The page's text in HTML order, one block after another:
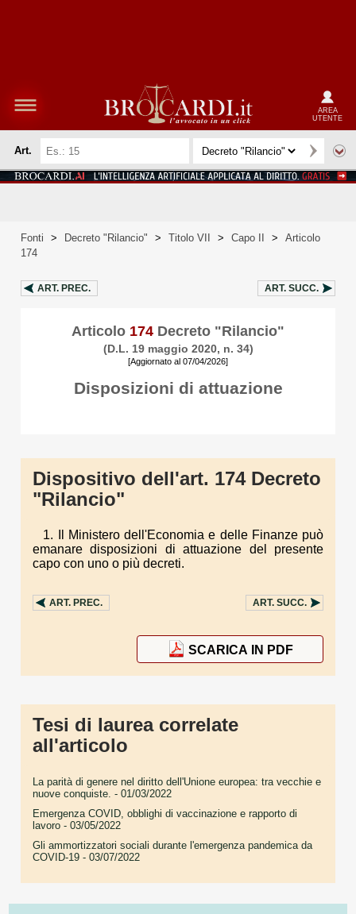
AREA
UTENTE
Art.
Fonti > Decreto "Rilancio" > Titolo VII > Capo II >
Articolo
174
ART. PREC. ART. SUCC.
Articolo 174 Decreto "Rilancio"
(D.L. 19 maggio 2020, n. 34)
[Aggiornato al 07/04/2026]
Disposizioni di attuazione
Dispositivo dell'art. 174 Decreto
"Rilancio"
1. Il Ministero dell'Economia e delle Finanze può
emanare disposizioni di attuazione del presente
capo con uno o più decreti.
ART. PREC. ART. SUCC.
SCARICA IN PDF
Tesi di laurea correlate
all'articolo
La parità di genere nel diritto dell'Unione europea: tra vecchie e
nuove conquiste. - 01/03/2022
Emergenza COVID, obblighi di vaccinazione e rapporto di
lavoro - 03/05/2022
Gli ammortizzatori sociali durante l'emergenza pandemica da
COVID-19 - 03/07/2022